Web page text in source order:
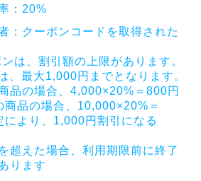
：20%
：クーポンコードを取得された
は、割引額の上限があります。
、最大1,000円までとなります。
品の場合、4,000×20%＝ 800円
品の場合、10,000×20%＝
より、1,000円割引になる
超えた場合、 利用期限前に終了
ります